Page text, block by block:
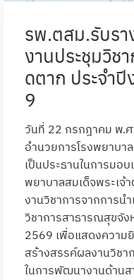
รพ.ตสม.รับรา
งานประชุมวิช
ดตาก ประจำ
9
วันที่ 22 กรกฎาคม พ.
อำนวยการโรงพยาบา
เป็นประธานในการมอ
พยาบาลสมเด็จพระเจ้
งานวิชาการจากการน
วิชาการสาธารณสุขจั
2569 เพื่อแสดงความ
สร้างสรรค์ผลงานวิช
ในการพัฒนางานด้าน